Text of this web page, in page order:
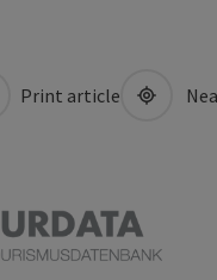
Print article